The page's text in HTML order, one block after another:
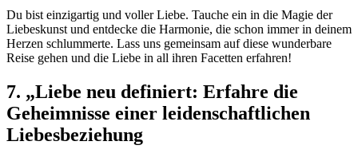
Du bist einzigartig und voller Liebe. Tauche ein in die Magie der
Liebeskunst und entdecke die Harmonie, die schon immer in deinem
Herzen schlummerte. Lass uns gemeinsam auf diese wunderbare
Reise gehen und die Liebe in all ihren Facetten erfahren!
7. „Liebe neu definiert: Erfahre die
Geheimnisse einer leidenschaftlichen
Liebesbeziehung